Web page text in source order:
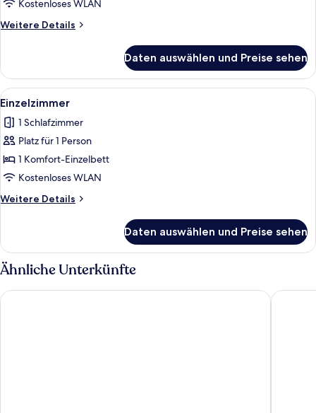
auf
die
anzeigen
Kostenloses WLAN
Weitere Details
Weitere
Doppelzimmer,
Blick
auf
Anlage
Daten auswählen und Preise sehen
Alle
Fotos
für
Einzelzimmer
anzeigen
Zimmersafe, Schreibtisch,
4
Einzelzimmer
1 Schlafzimmer
Platz für 1 Person
1 Komfort-Einzelbett
Kostenloses WLAN
Weitere Details
Weitere
Daten auswählen und Preise sehen
Ähnliche Unterkünfte
Soulmade